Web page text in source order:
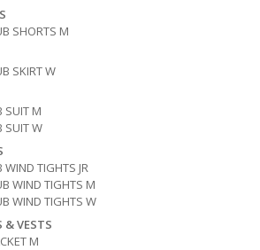
SHORTS M
SKIRT W
SUIT M
SUIT W
WIND TIGHTS JR
WIND TIGHTS M
WIND TIGHTS W
& VESTS
M